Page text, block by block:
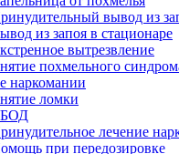
вывод из
из запоя в стационаре
вытрезвление
похмельного
наркомании
ломки
лечение
при передозировке